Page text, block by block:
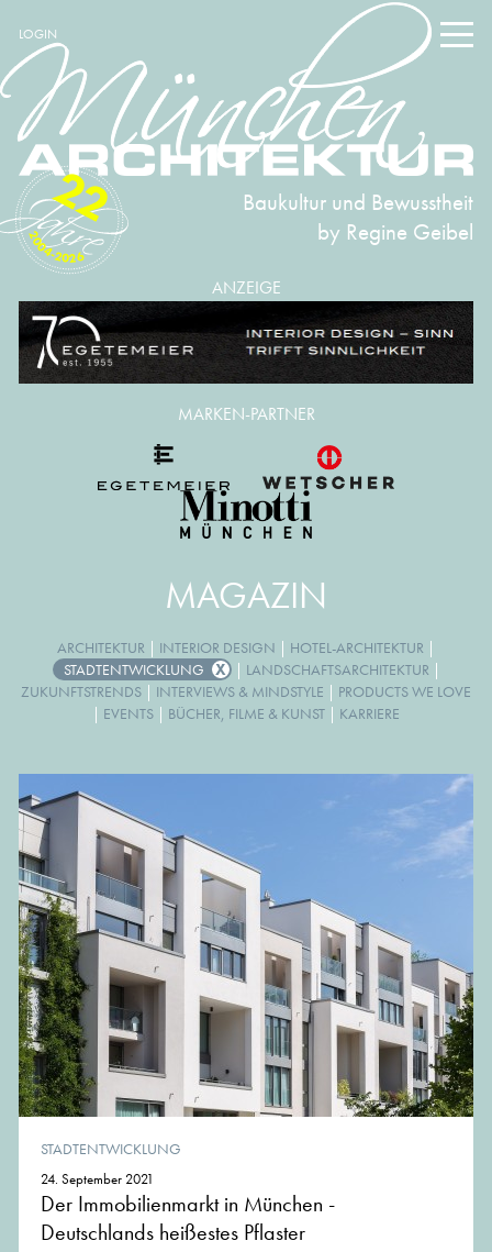
LOGIN
Baukultur und Bewusstheit
by Regine Geibel
2004-2026
22
ANZEIGE
MAGAZIN
ARCHITEKTUR | INTERIOR DESIGN | HOTEL-ARCHITEKTUR |
STADTENTWICKLUNG
| LANDSCHAFTSARCHITEKTUR |
ZUKUNFTSTRENDS | INTERVIEWS & MINDSTYLE | PRODUCTS WE LOVE
| EVENTS | BÜCHER, FILME & KUNST | KARRIERE
STADTENTWICKLUNG
24. September 2021
Der Immobilienmarkt in München -
Deutschlands heißestes Pflaster